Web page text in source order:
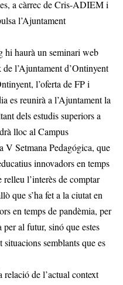
a càrrec de Cris-ADIEM i
l’Ajuntament
hi haurà un seminari web
l’Ajuntament d’Ontinyent
l’oferta de FP i
es reunirà a l’Ajuntament la
dels estudis superiors a
lloc al Campus
V Setmana Pedagógica, que
innovadors en temps
l’interès de comptar
que s’ha fet a la ciutat en
en temps de pandèmia, per
al futur, sinó que estes
semblants que es
de l’actual context